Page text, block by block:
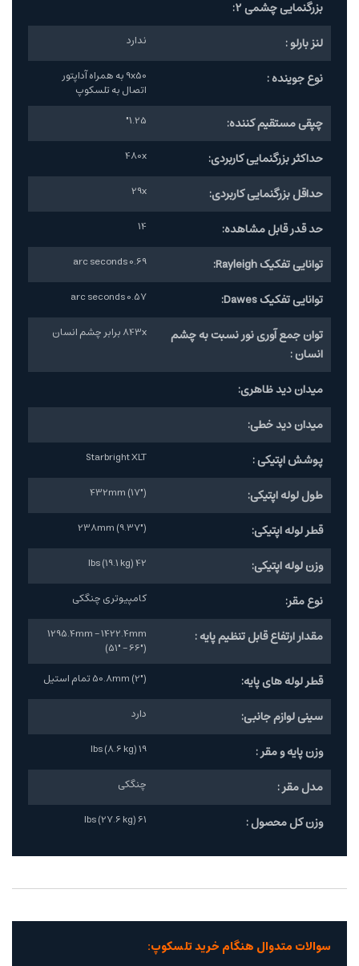
بزرگنمایی چشمی 2:
لنز بارلو :
ندارد
نوع جوینده :
9x50 به همراه آداپتور
اتصال به تلسکوپ
چپقی مستقیم کننده: 1.25"
حداکثر بزرگنمایی کاربردی: 480x
حداقل بزرگنمایی کاربردی: 29x
حد قدر قابل مشاهده: 14
توانایی تفکیک Rayleigh: 0.69 arc seconds
توانایی تفکیک Dawes: 0.57 arc seconds
توان جمع آوری نور نسبت به چشم
انسان :
843x برابر چشم انسان
میدان دید ظاهری:
میدان دید خطی:
پوشش اپتیکی :
Starbright XLT
طول لوله اپتیکی: 432mm (17")
قطر لوله اپتیکی: 238mm (9.37")
وزن لوله اپتیکی: 42 lbs (19.1 kg)
نوع مقر: کامپیوتری چنگکی
مقدار ارتفاع قابل تنظیم پایه :
1295.4mm - 1422.4mm
(51" - 66")
قطر لوله های پایه: 50.8mm (2") تمام استیل
سینی لوازم جانبی: دارد
وزن پایه و مقر : 19 lbs (8.6 kg)
مدل مقر : چنگکی
وزن کل محصول : 61 lbs (27.6 kg)
سوالات متدوال هنگام خرید تلسکوپ: